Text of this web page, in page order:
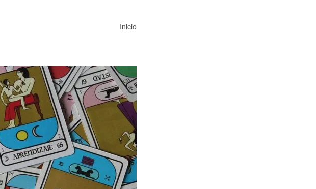
Inicio